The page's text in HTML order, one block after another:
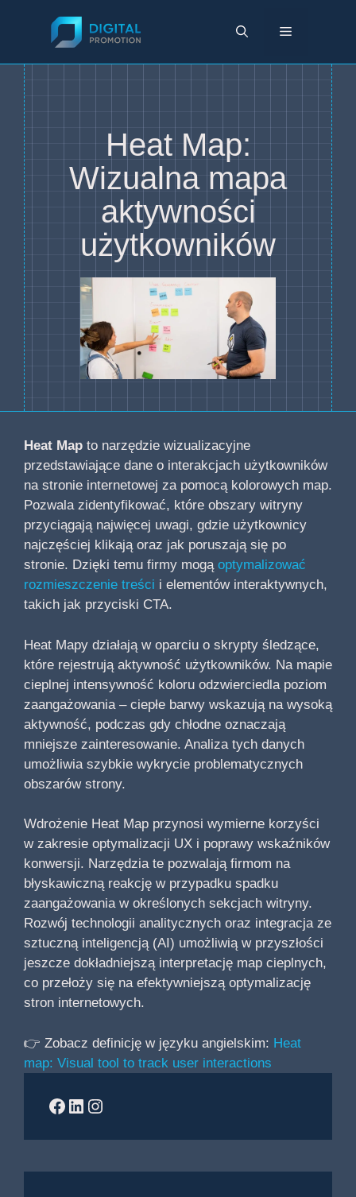
Menu
Heat Map:
Wizualna mapa
aktywności
użytkowników
Heat Map to narzędzie wizualizacyjne
przedstawiające dane o interakcjach użytkowników
na stronie internetowej za pomocą kolorowych map.
Pozwala zidentyfikować, które obszary witryny
przyciągają najwięcej uwagi, gdzie użytkownicy
najczęściej klikają oraz jak poruszają się po
stronie. Dzięki temu firmy mogą optymalizować
rozmieszczenie treści i elementów interaktywnych,
takich jak przyciski CTA.
Heat Mapy działają w oparciu o skrypty śledzące,
które rejestrują aktywność użytkowników. Na mapie
cieplnej intensywność koloru odzwierciedla poziom
zaangażowania – ciepłe barwy wskazują na wysoką
aktywność, podczas gdy chłodne oznaczają
mniejsze zainteresowanie. Analiza tych danych
umożliwia szybkie wykrycie problematycznych
obszarów strony.
Wdrożenie Heat Map przynosi wymierne korzyści
w zakresie optymalizacji UX i poprawy wskaźników
konwersji. Narzędzia te pozwalają firmom na
błyskawiczną reakcję w przypadku spadku
zaangażowania w określonych sekcjach witryny.
Rozwój technologii analitycznych oraz integracja ze
sztuczną inteligencją (AI) umożliwią w przyszłości
jeszcze dokładniejszą interpretację map cieplnych,
co przełoży się na efektywniejszą optymalizację
stron internetowych.
👉 Zobacz definicję w języku angielskim: Heat
map: Visual tool to track user interactions
Facebook
LinkedIn
Instagram